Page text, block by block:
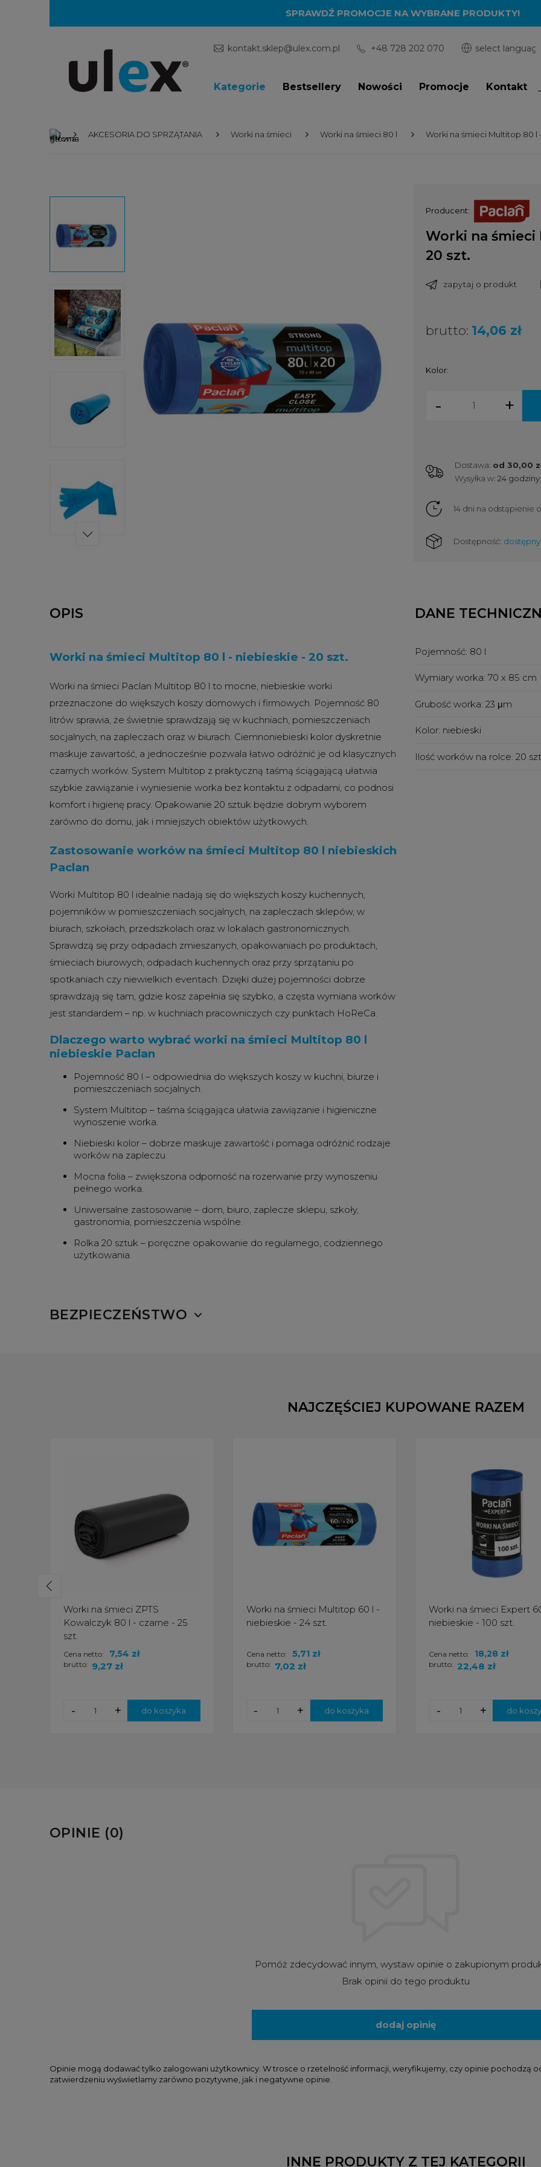
SPRAWDŹ PROMOCJE NA WYBRANE PRODUKTY!
kontakt.sklep@ulex.com.pl +48 728 202 070
Kategorie Bestsellery Nowości Promocje Kontakt
AKCESORIA DO SPRZĄTANIA Worki na śmieci Worki na śmieci 80 l Worki na śmieci Multitop 80 l
Producent:
Worki na
20 szt.
zapytaj o produkt
brutto: 14,06 zł
Kolor:
+
-
Dostawa: od 30,00
kosztów płatności
Wysyłka w: 24 godziny
14 dni na odstąpienie
Dostępność: dostępny
OPIS
Worki na śmieci Multitop 80 l - niebieskie - 20 szt.
Worki na śmieci Paclan Multitop 80 l to mocne, niebieskie worki
przeznaczone do większych koszy domowych i firmowych. Pojemność 80
litrów sprawia, że świetnie sprawdzają się w kuchniach, pomieszczeniach
socjalnych, na zapleczach oraz w biurach. Ciemnoniebieski kolor dyskretnie
maskuje zawartość, a jednocześnie pozwala łatwo odróżnić je od klasycznych
czarnych worków. System Multitop z praktyczną taśmą ściągającą ułatwia
szybkie zawiązanie i wyniesienie worka bez kontaktu z odpadami, co podnosi
komfort i higienę pracy. Opakowanie 20 sztuk będzie dobrym wyborem
zarówno do domu, jak i mniejszych obiektów użytkowych.
Zastosowanie worków na śmieci Multitop 80 l niebieskich
Paclan
Worki Multitop 80 l idealnie nadają się do większych koszy kuchennych,
pojemników w pomieszczeniach socjalnych, na zapleczach sklepów, w
biurach, szkołach, przedszkolach oraz w lokalach gastronomicznych.
Sprawdzą się przy odpadach zmieszanych, opakowaniach po produktach,
śmieciach biurowych, odpadach kuchennych oraz przy sprzątaniu po
spotkaniach czy niewielkich eventach. Dzięki dużej pojemności dobrze
sprawdzają się tam, gdzie kosz zapełnia się szybko, a częsta wymiana worków
jest standardem – np. w kuchniach pracowniczych czy punktach HoReCa.
Dlaczego warto wybrać worki na śmieci Multitop 80 l
niebieskie Paclan
Pojemność 80 l – odpowiednia do większych koszy w kuchni, biurze i
pomieszczeniach socjalnych.
System Multitop – taśma ściągająca ułatwia zawiązanie i higieniczne
wynoszenie worka.
Niebieski kolor – dobrze maskuje zawartość i pomaga odróżnić rodzaje
worków na zapleczu.
Mocna folia – zwiększona odporność na rozerwanie przy wynoszeniu
pełnego worka.
Uniwersalne zastosowanie – dom, biuro, zaplecze sklepu, szkoły,
gastronomia, pomieszczenia wspólne.
Rolka 20 sztuk – poręczne opakowanie do regularnego, codziennego
użytkowania.
DANE
Pojemność: 80 l
Wymiary worka: 70 x 85 cm
Grubość worka: 23 μm
Kolor: niebieski
Ilość worków na rolce: 20
BEZPIECZEŃSTWO
NAJCZĘŚCIEJ KUPOWANE RAZEM
Worki na śmieci ZPTS
Kowalczyk 80 l - czarne - 25
szt.
brutto: 9,27 zł
Cena netto: 7,54 zł
+
- do koszyka
Worki na śmieci Multitop 60 l -
niebieskie - 24 szt.
brutto: 7,02 zł
Cena netto: 5,71 zł
+
- do koszyka
Worki na śmieci Expert
niebieskie - 100 szt.
brutto: 22,48 zł
Cena netto: 18,28 zł
+
- do
OPINIE (0)
Pomóż zdecydować innym, wystaw opinie o zakupionym
Brak opinii do tego produktu
dodaj opinię
Opinie mogą dodawać tylko zalogowani użytkownicy. W trosce o rzetelność informacji, weryfikujemy, czy opinie pochodzą
zatwierdzeniu wyświetlamy zarówno pozytywne, jak i negatywne opinie.
INNE PRODUKTY Z TEJ KATEGORII